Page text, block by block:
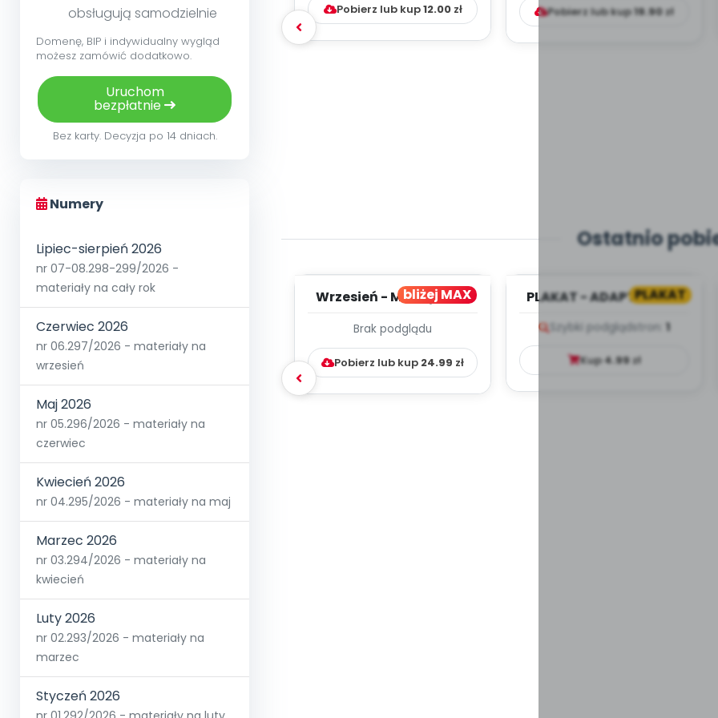
obsługują samodzielnie
Domenę, BIP i indywidualny wygląd
możesz zamówić dodatkowo.
Uruchom
bezpłatnie
Bez karty. Decyzja po 14 dniach.
Numery
Lipiec-sierpień 2026
nr 07-08.298-299/2026 -
materiały na cały rok
Czerwiec 2026
nr 06.297/2026 - materiały na
wrzesień
Maj 2026
nr 05.296/2026 - materiały na
czerwiec
Kwiecień 2026
nr 04.295/2026 - materiały na maj
Marzec 2026
nr 03.294/2026 - materiały na
kwiecień
Luty 2026
nr 02.293/2026 - materiały na
marzec
Styczeń 2026
Pobierz lub kup12.00zł Pobierz lub kup19.90 zł
Ostatnio
bliżej MAX
Wrzesień - MIESIĘCZNY
WYCHOWAWCZO –
DYDAKTYC...
Brak podglądu
Pobierz lub kup 24.99 zł
PLAKAT
PLAKAT - ADAPTACJA -
Szybki podgląd stron: 1
Kup4.99zł